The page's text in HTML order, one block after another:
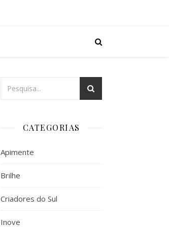
CATEGORIAS
Apimente
Brilhe
Criadores do Sul
Inove